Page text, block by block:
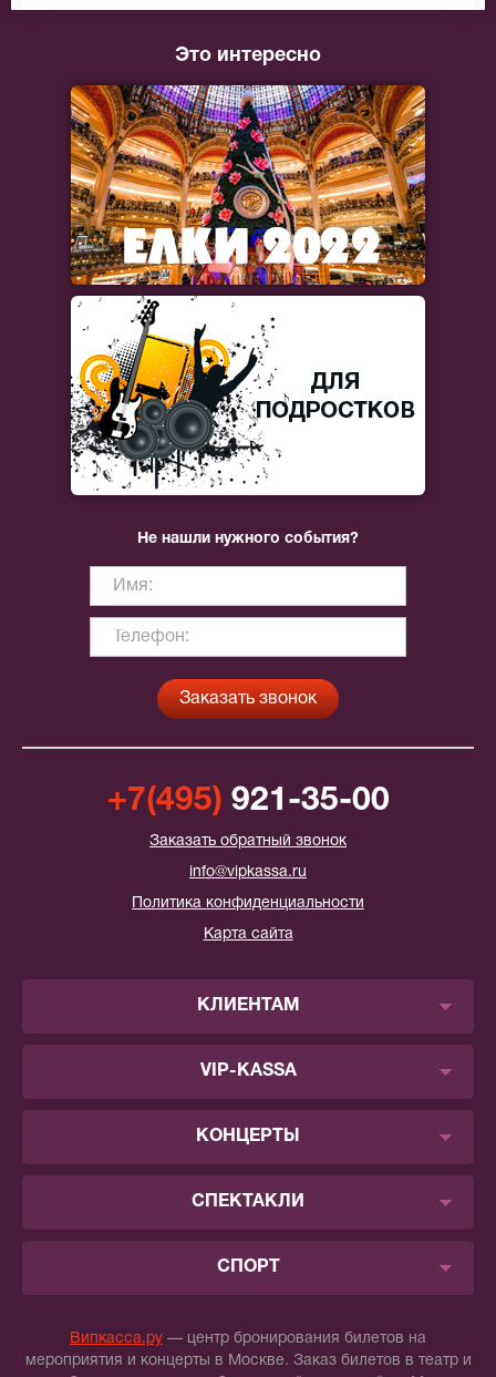
Это интересно
Не нашли нужного события?
+7(495) 921-35-00
Заказать обратный звонок
info@vipkassa.ru
Политика конфиденциальности
Карта сайта
КЛИЕНТАМ
VIP-KASSA
КОНЦЕРТЫ
СПЕКТАКЛИ
СПОРТ
Випкасса.ру — центр бронирования билетов на
мероприятия и концерты в Москве. Заказ билетов в театр и